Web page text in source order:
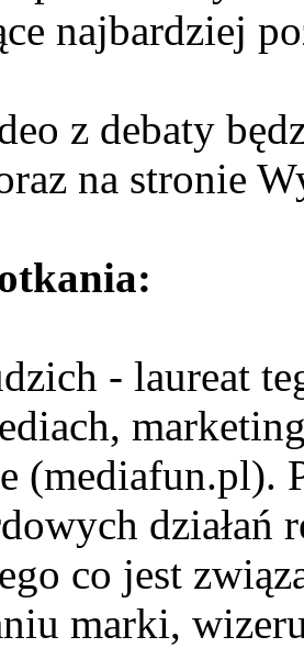
najbardziej
z debaty
na stronie
- laureat
(mediafun.pl).
działań
co jest
marki,